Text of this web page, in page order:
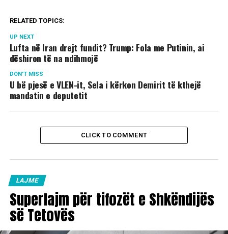
RELATED TOPICS:
UP NEXT
Lufta në Iran drejt fundit? Trump: Fola me Putinin, ai
dëshiron të na ndihmojë
DON'T MISS
U bë pjesë e VLEN-it, Sela i kërkon Demirit të kthejë
mandatin e deputetit
CLICK TO COMMENT
LAJME
Superlajm për tifozët e Shkëndijës
së Tetovës